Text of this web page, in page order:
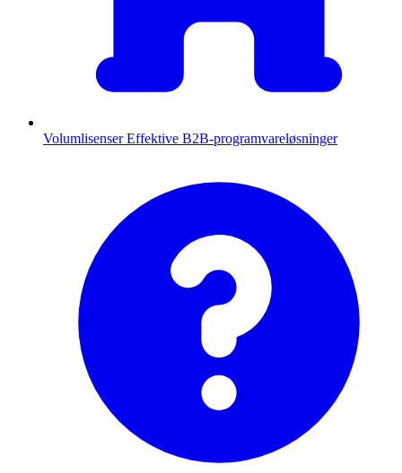
Volumlisenser Effektive B2B-programvareløsninger